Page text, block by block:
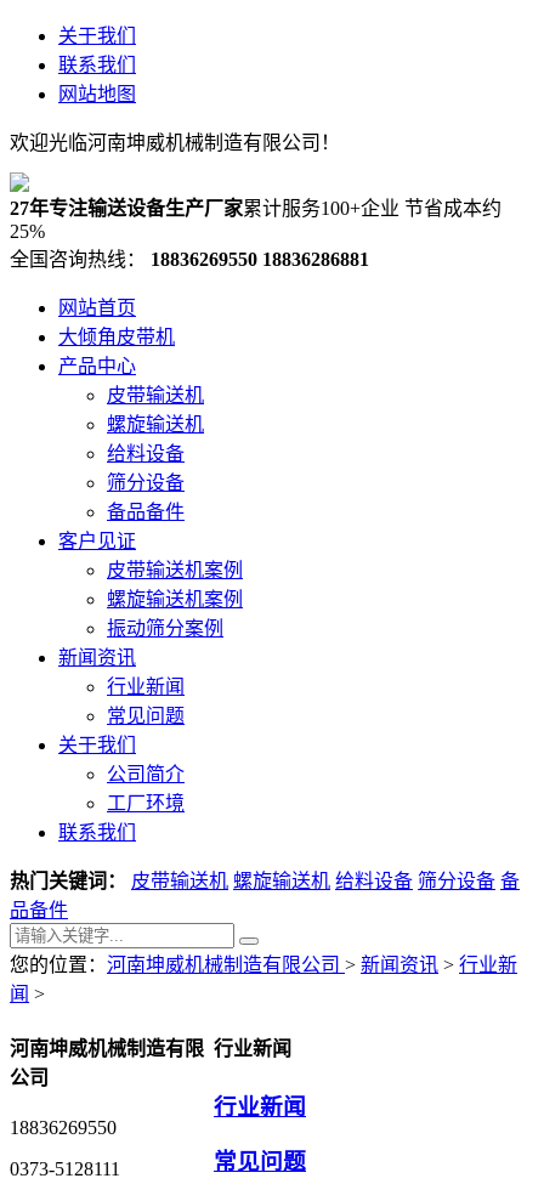
关于我们
联系我们
网站地图
欢迎光临河南坤威机械制造有限公司！
27年专注输送设备生产厂家累计服务100+企业 节省成本约
25%
全国咨询热线：
18836269550 18836286881
网站首页
大倾角皮带机
产品中心
皮带输送机
螺旋输送机
给料设备
筛分设备
备品备件
客户见证
皮带输送机案例
螺旋输送机案例
振动筛分案例
新闻资讯
行业新闻
常见问题
关于我们
公司简介
工厂环境
联系我们
热门关键词： 皮带输送机 螺旋输送机 给料设备 筛分设备 备
品备件
您的位置： 河南坤威机械制造有限公司 > 新闻资讯 > 行业新
闻 >
行业新闻
行业新闻
常见问题
河南坤威机械制造有限
公司
18836269550
0373-5128111